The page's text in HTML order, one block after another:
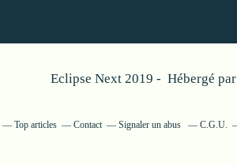
Eclipse Next 2019 - Hébergé par
Top articles Contact Signaler un abus C.G.U.